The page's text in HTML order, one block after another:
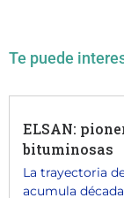
Te puede
ELSAN:
bituminosas
La trayectoria
acumula